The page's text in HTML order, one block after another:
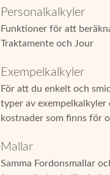
Personalkalkyler
Funktioner för att
Traktamente och Jour
Exempelkalkyler
För att du enkelt och
typer av
kostnader som finns för
Mallar
Samma Fordonsmallar